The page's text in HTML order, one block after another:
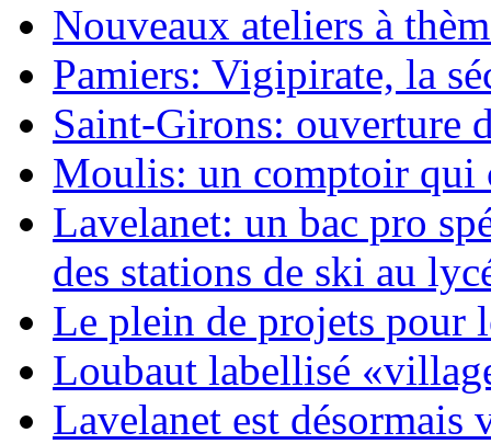
Nouveaux ateliers à
Pamiers: Vigipirate, la
Saint-Girons: ouverture
Moulis: un comptoir qui
Lavelanet: un bac pro
des stations de ski au
Le plein de projets pour
Loubaut labellisé
Lavelanet est désormais